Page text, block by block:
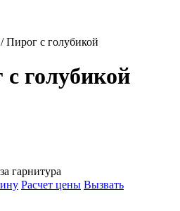
/ Пирог с голубикой
голубикой
гарнитура
Расчет цены Вызвать